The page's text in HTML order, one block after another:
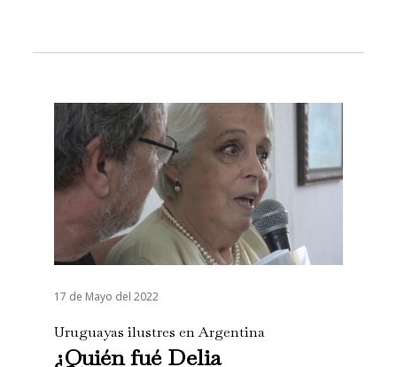
17 de Mayo del 2022
Uruguayas ilustres en Argentina
¿Quién fué Delia